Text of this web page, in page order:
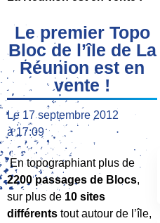
Le premier Topo
Bloc de l’île de La
Réunion est en
vente !
Le 17 septembre 2012
à 17:09
En topographiant plus de
2200 passages de Blocs,
sur plus de 10 sites
différents tout autour de l’île,